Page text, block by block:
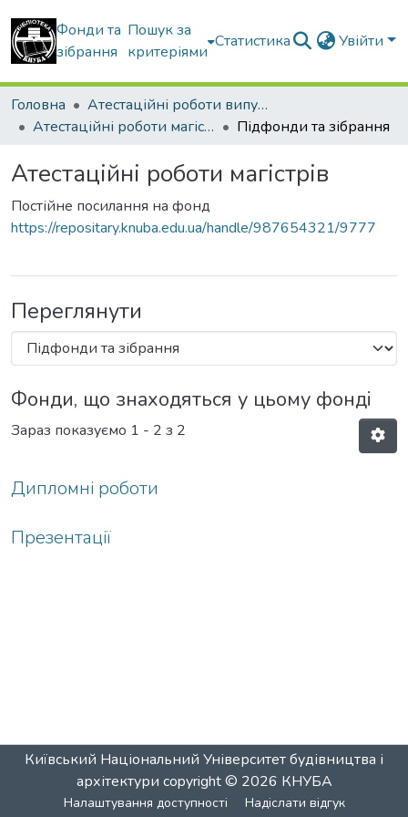
Фонди та
зібрання
Пошук за
критеріями
Статистика Увійти
Головна
Атестаційні роботи випускників
Атестаційні роботи магістрів
Підфонди та зібрання
Атестаційні роботи магістрів
Постійне посилання на фонд
https://repositary.knuba.edu.ua/handle/987654321/9777
Переглянути
Фонди, що знаходяться у цьому фонді
Зараз показуємо 1 - 2 з 2
Дипломні роботи
Презентації
Київський Національний Університет будівництва і
архітектури copyright © 2026 КНУБА
Налаштування доступності Надіслати відгук